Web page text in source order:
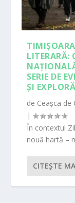
LITERARĂ:
SERIE DE
ȘI
de Ceașca de
|
În contextul
nouă hartă –
CITEŞTE